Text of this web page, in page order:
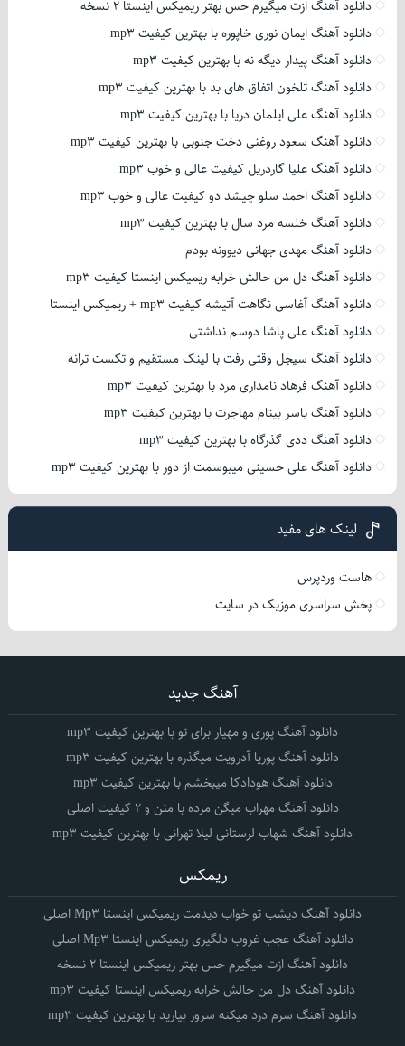
دانلود آهنگ ازت میگیرم حس بهتر ریمیکس اینستا 2 نسخه
دانلود آهنگ ایمان نوری خاپوره با بهترین کیفیت mp3
دانلود آهنگ پیدار دیگه نه با بهترین کیفیت mp3
دانلود آهنگ تلخون اتفاق های بد با بهترین کیفیت mp3
دانلود آهنگ علی ایلمان دریا با بهترین کیفیت mp3
دانلود آهنگ سعود روغنی دخت جنوبی با بهترین کیفیت mp3
دانلود آهنگ علیا گاردریل کیفیت عالی و خوب mp3
دانلود آهنگ احمد سلو چیشد دو کیفیت عالی و خوب mp3
دانلود آهنگ خلسه مرد سال با بهترین کیفیت mp3
دانلود آهنگ مهدی جهانی دیوونه بودم
دانلود آهنگ دل من حالش خرابه ریمیکس اینستا کیفیت mp3
دانلود آهنگ آغاسی نگاهت آتیشه کیفیت mp3 + ریمیکس اینستا
دانلود آهنگ علی پاشا دوسم نداشتی
دانلود آهنگ سیجل وقتی رفت با لینک مستقیم و تکست ترانه
دانلود آهنگ فرهاد نامداری مرد با بهترین کیفیت mp3
دانلود آهنگ یاسر بینام مهاجرت با بهترین کیفیت mp3
دانلود آهنگ ددی گذرگاه با بهترین کیفیت mp3
دانلود آهنگ علی حسینی میبوسمت از دور با بهترین کیفیت mp3
لینک های مفید
هاست وردپرس
پخش سراسری موزیک در سایت
آهنگ جدید
دانلود آهنگ پوری و مهیار برای تو با بهترین کیفیت mp3
دانلود آهنگ پوریا آدرویت میگذره با بهترین کیفیت mp3
دانلود آهنگ هودادکا میبخشم با بهترین کیفیت mp3
دانلود آهنگ مهراب میگن مرده با متن و 2 کیفیت اصلی
دانلود آهنگ شهاب لرستانی لیلا تهرانی با بهترین کیفیت mp3
ریمکس
دانلود آهنگ دیشب تو خواب دیدمت ریمیکس اینستا Mp3 اصلی
دانلود آهنگ عجب غروب دلگیری ریمیکس اینستا Mp3 اصلی
دانلود آهنگ ازت میگیرم حس بهتر ریمیکس اینستا 2 نسخه
دانلود آهنگ دل من حالش خرابه ریمیکس اینستا کیفیت mp3
دانلود آهنگ سرم درد میکنه سرور بیارید با بهترین کیفیت mp3